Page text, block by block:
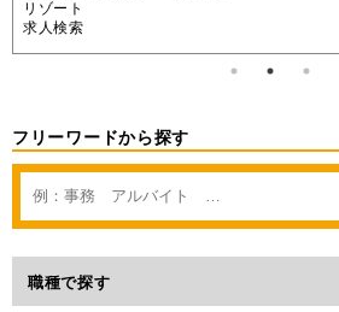
リゾート
求人検索
フリーワードから探す
職種で探す